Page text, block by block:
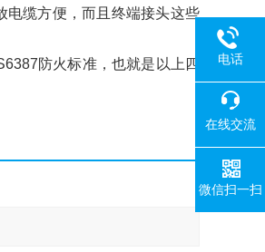
电缆方便，而且终端接头这些
防火标准，也就是以上四
电话
在线交流
微信扫一扫